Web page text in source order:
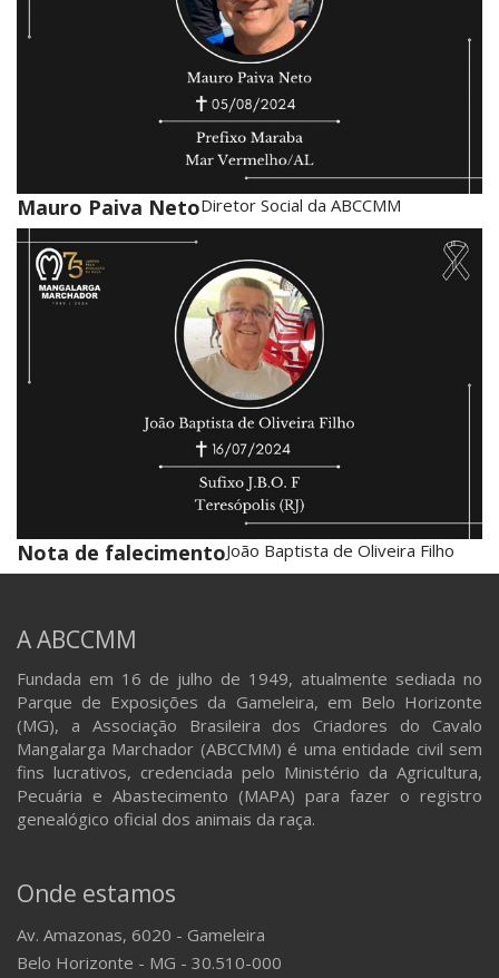
Mauro Paiva NetoDiretor Social da ABCCMM
Nota de falecimentoJoão Baptista de Oliveira Filho
A ABCCMM
Fundada em 16 de julho de 1949, atualmente sediada no
Parque de Exposições da Gameleira, em Belo Horizonte
(MG), a Associação Brasileira dos Criadores do Cavalo
Mangalarga Marchador (ABCCMM) é uma entidade civil sem
fins lucrativos, credenciada pelo Ministério da Agricultura,
Pecuária e Abastecimento (MAPA) para fazer o registro
genealógico oficial dos animais da raça.
Onde estamos
Av. Amazonas, 6020 - Gameleira
Belo Horizonte - MG - 30.510-000